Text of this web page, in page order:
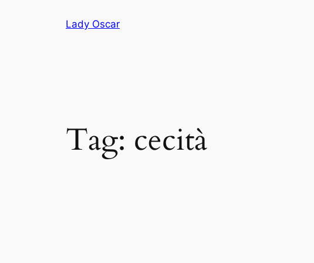
Lady Oscar
Tag: cecità